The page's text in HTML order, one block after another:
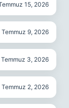
15, 2026
Temmuz 9, 2026
Temmuz 3, 2026
Temmuz 2, 2026